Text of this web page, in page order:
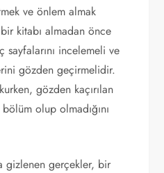
ve önlem almak
kitabı almadan önce
incelemeli ve
gözden geçirmelidir.
gözden kaçırılan
olup olmadığını
gizlenen gerçekler, bir